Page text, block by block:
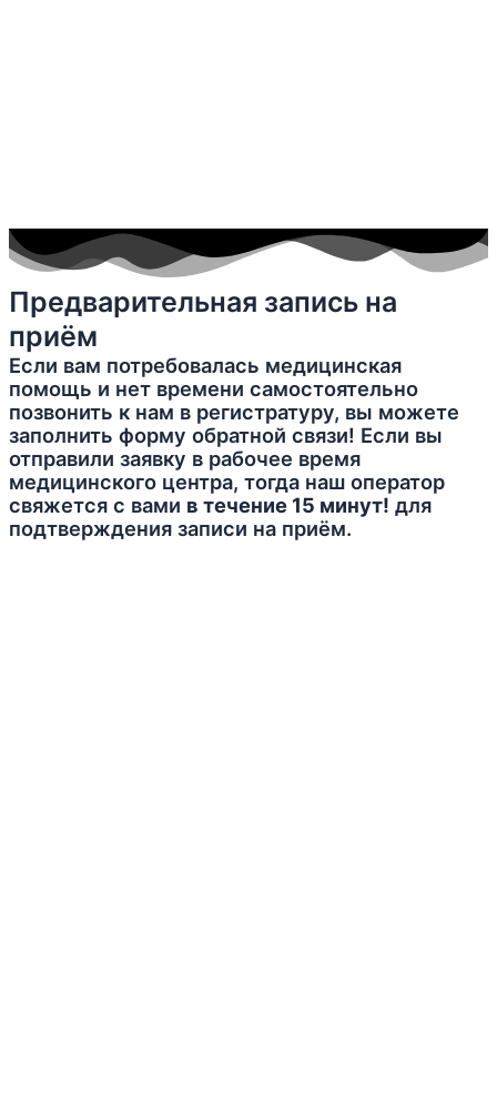
Предварительная запись на
приём
Если вам потребовалась медицинская
помощь и нет времени самостоятельно
позвонить к нам в регистратуру, вы можете
заполнить форму обратной связи! Если вы
отправили заявку в рабочее время
медицинского центра, тогда наш оператор
свяжется с вами в течение 15 минут! для
подтверждения записи на приём.